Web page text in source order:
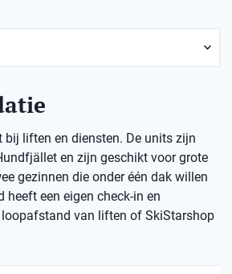
liften en diensten. De units zijn
en zijn geschikt voor grote
gezinnen die onder één dak willen
heeft een eigen check-in en
van liften of SkiStarshop